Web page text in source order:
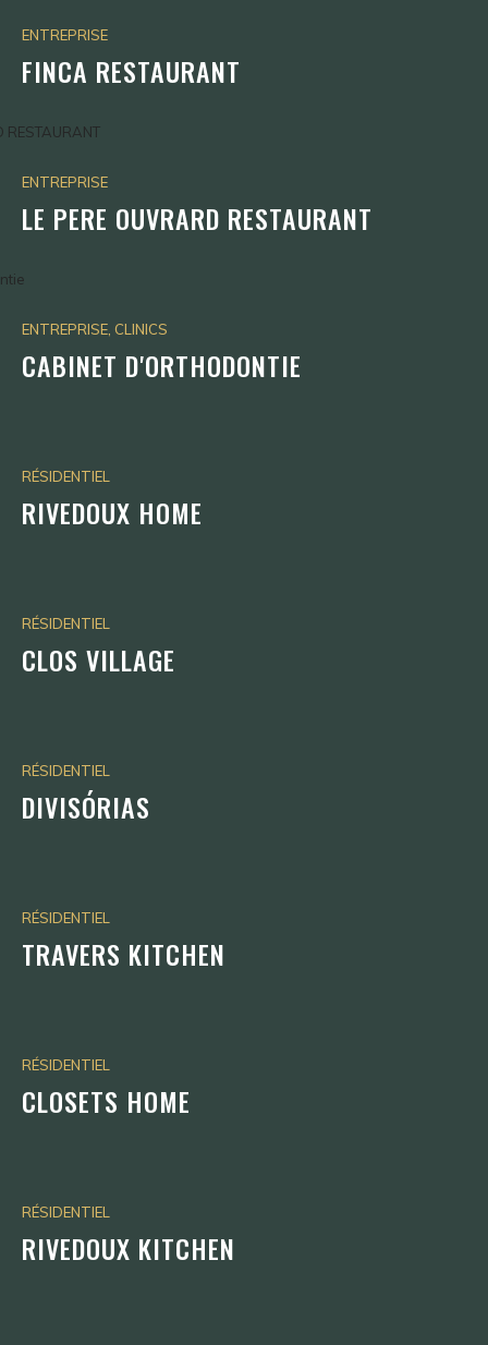
FINCA RESTAURANT
ENTREPRISE
LE PERE OUVRARD RESTAURANT
ENTREPRISE
CABINET D'ORTHODONTIE
ENTREPRISE, CLINICS
RIVEDOUX HOME
RÉSIDENTIEL
CLOS VILLAGE
RÉSIDENTIEL
DIVISÓRIAS
RÉSIDENTIEL
TRAVERS KITCHEN
RÉSIDENTIEL
CLOSETS HOME
RÉSIDENTIEL
RIVEDOUX KITCHEN
RÉSIDENTIEL